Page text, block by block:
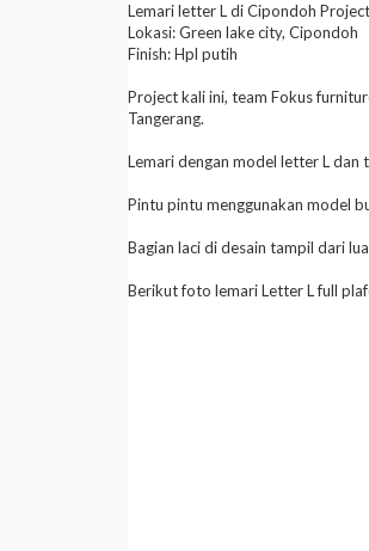
Lemari letter L di Cipondoh
Lokasi: Green lake city, Cipondoh
Finish: Hpl putih
Project kali ini, team Fokus
Tangerang.
Lemari dengan model letter L dan
Pintu pintu menggunakan model
Bagian laci di desain tampil dari
Berikut foto lemari Letter L full